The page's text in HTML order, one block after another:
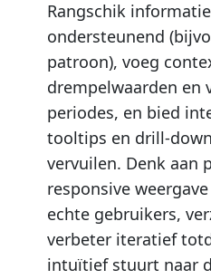
Rangschik
ondersteunend
patroon), voeg
drempelwaarden en
periodes, en bied
tooltips en drill-
vervuilen. Denk aan
responsive
echte gebruikers,
verbeter iteratief
intuïtief stuurt naar